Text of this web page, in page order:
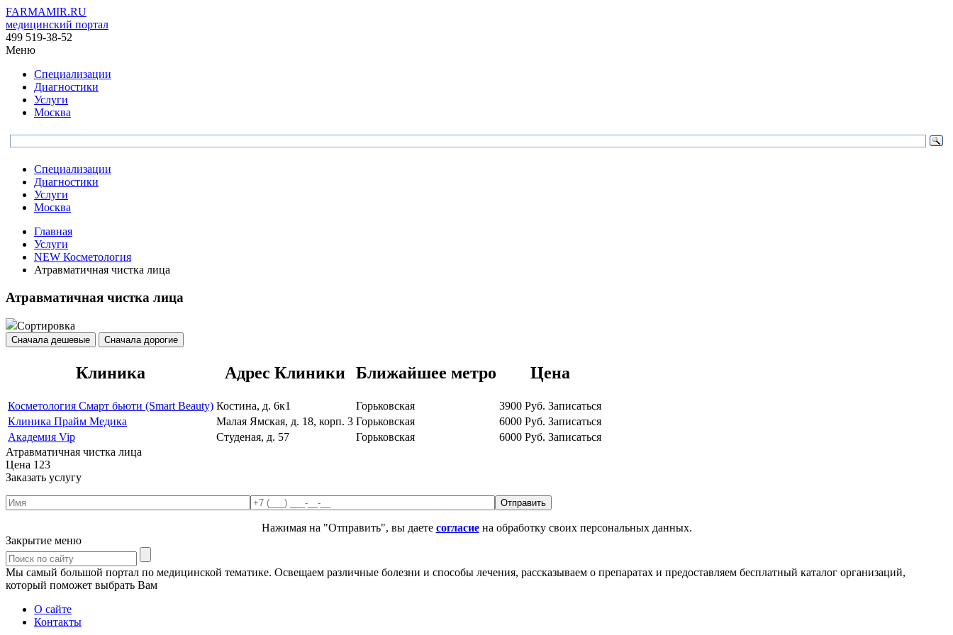
FARMAMIR.RU
медицинский портал
499 519-38-52
Меню
Специализации
Диагностики
Услуги
Москва
Специализации
Диагностики
Услуги
Москва
Главная
Услуги
NEW Косметология
Атравматичная чистка лица
Атравматичная чистка лица
Сортировка
Сначала дешевые Сначала дорогие
Клиника Адрес Клиники Ближайшее метро Цена
Косметология Смарт бьюти (Smart Beauty) Костина, д. 6к1 Горьковская 3900 Руб. Записаться
Клиника Прайм Медика
Малая Ямская, д. 18, корп. 3 Горьковская 6000 Руб. Записаться
Академия Vip
Студеная, д. 57 Горьковская 6000 Руб. Записаться
Атравматичная чистка лица
Цена 123
Заказать услугу
Нажимая на "Отправить", вы даете согласиена обработку своих персональных данных.
Закрытие меню
Мы самый большой портал по медицинской тематике. Освещаем различные болезни и способы лечения, рассказываем о препаратах и предоставляем бесплатный каталог организаций,
который поможет выбрать Вам
О сайте
Контакты